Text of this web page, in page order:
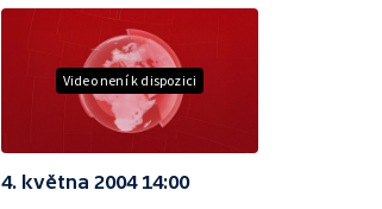
Video není k dispozici
4. května 2004 14:00